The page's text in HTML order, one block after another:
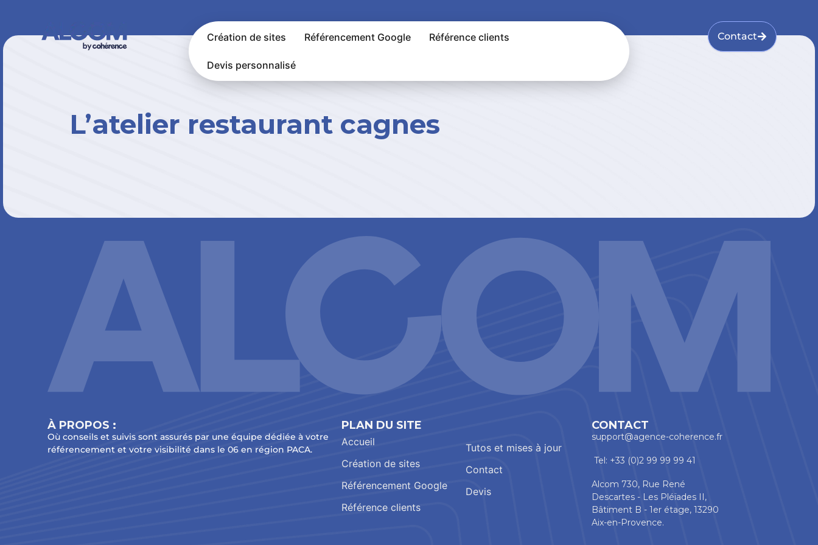
Création de sites Référencement Google Référence clients
Devis personnalisé
Contact
L’atelier restaurant cagnes
À PROPOS :
Où conseils et suivis sont assurés par une équipe dédiée à votre
référencement et votre visibilité dans le 06 en région PACA.
PLAN DU SITE
Accueil
Création de sites
Référencement Google
Référence clients
Tutos et mises à jour
Contact
Devis
CONTACT
support@agence-coherence.fr
Tel: +33 (0)2 99 99 99 41
Alcom 730, Rue René
Descartes - Les Pléïades II,
Bâtiment B - 1er étage, 13290
Aix-en-Provence.